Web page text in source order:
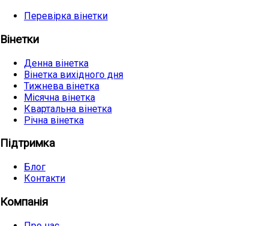
Перевірка вінетки
Вінетки
Денна вінетка
Вінетка вихідного дня
Тижнева вінетка
Місячна вінетка
Квартальна вінетка
Річна вінетка
Підтримка
Блог
Контакти
Компанія